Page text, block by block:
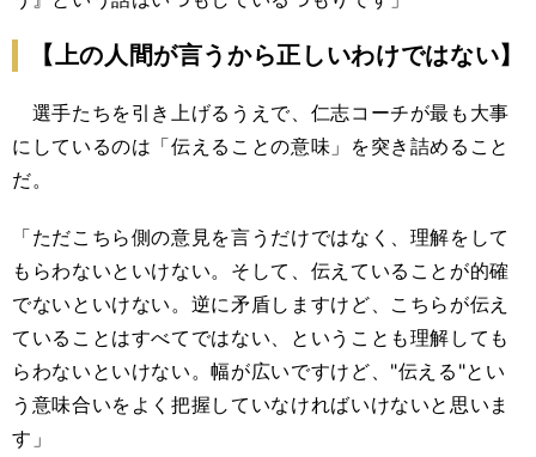
【上の人間が言うから正しいわけではない】
選手たちを引き上げるうえで、仁志コーチが最も大事
にしているのは「伝えることの意味」を突き詰めること
だ。
「ただこちら側の意見を言うだけではなく、理解をして
もらわないといけない。そして、伝えていることが的確
でないといけない。逆に矛盾しますけど、こちらが伝え
ていることはすべてではない、ということも理解しても
らわないといけない。幅が広いですけど、"伝える"とい
う意味合いをよく把握していなければいけないと思いま
す」